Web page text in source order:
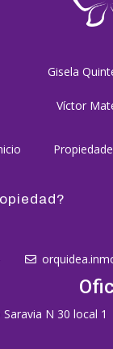
Gisela
Víctor
N 30 local 1